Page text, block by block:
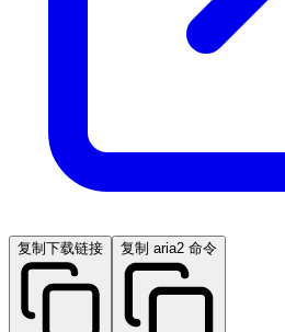
复制下载链接 复制 aria2 命令